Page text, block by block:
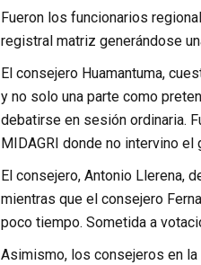
Fueron los funcionarios
registral matriz generándose
El consejero Huamantuma,
y no solo una parte como
debatirse en sesión ordinaria.
MIDAGRI donde no intervino
El consejero, Antonio Llerena,
mientras que el consejero
poco tiempo. Sometida a
Asimismo, los consejeros en